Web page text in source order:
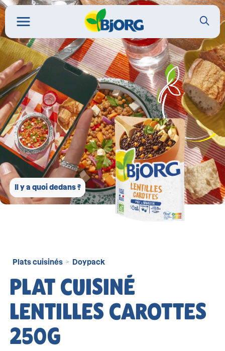
Il y a quoi dedans ?
Plats cuisinés > Doypack
PLAT CUISINÉ
LENTILLES CAROTTES
250G